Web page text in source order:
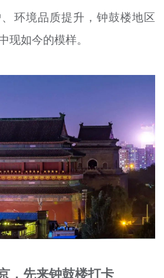
环境品质提升，钟鼓楼地区
现如今的模样。
，先来钟鼓楼打卡